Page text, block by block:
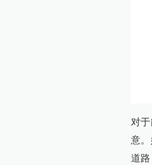
对
意
道